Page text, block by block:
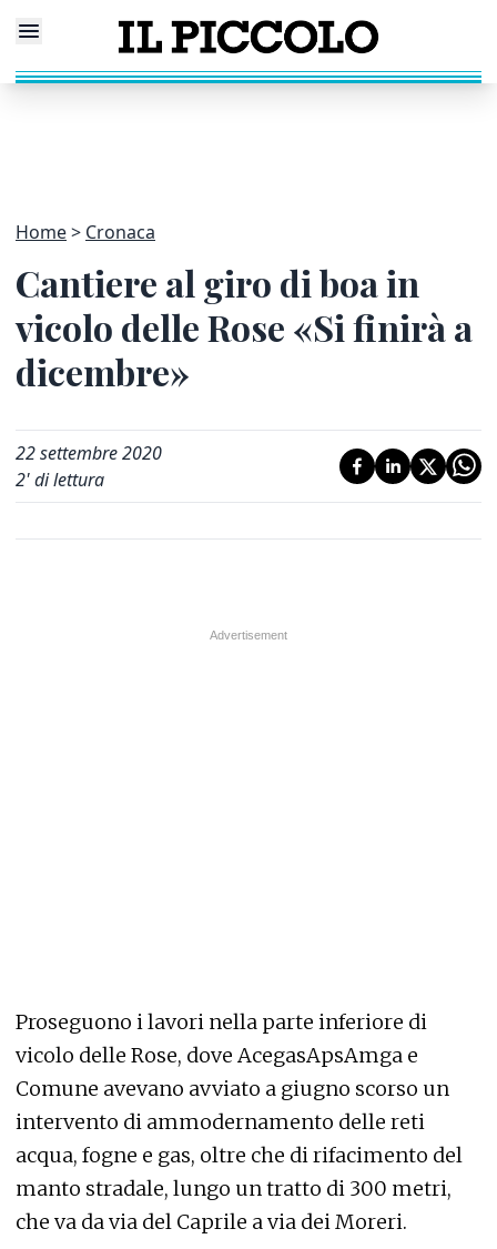
Home Cronaca
Cantiere al giro di boa in
vicolo delle Rose «Si finirà a
dicembre»
22 settembre 2020
2' di lettura
Proseguono i lavori nella parte inferiore di
vicolo delle Rose, dove AcegasApsAmga e
Comune avevano avviato a giugno scorso un
intervento di ammodernamento delle reti
acqua, fogne e gas, oltre che di rifacimento del
manto stradale, lungo un tratto di 300 metri,
che va da via del Caprile a via dei Moreri.